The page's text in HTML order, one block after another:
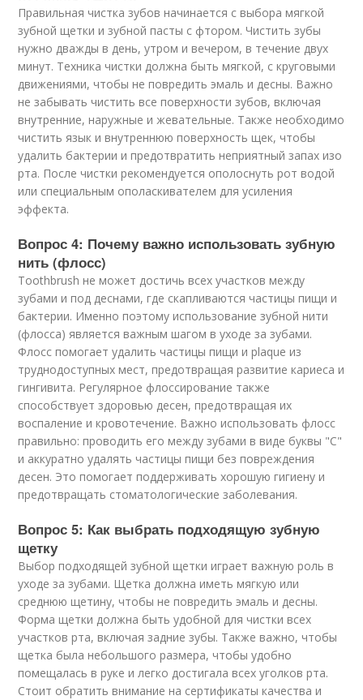
Правильная чистка зубов начинается с выбора мягкой
зубной щетки и зубной пасты с фтором. Чистить зубы
нужно дважды в день, утром и вечером, в течение двух
минут. Техника чистки должна быть мягкой, с круговыми
движениями, чтобы не повредить эмаль и десны. Важно
не забывать чистить все поверхности зубов, включая
внутренние, наружные и жевательные. Также необходимо
чистить язык и внутреннюю поверхность щек, чтобы
удалить бактерии и предотвратить неприятный запах изо
рта. После чистки рекомендуется ополоснуть рот водой
или специальным ополаскивателем для усиления
эффекта.
Вопрос 4: Почему важно использовать зубную
нить (флосс)
Тoothbrush не может достичь всех участков между
зубами и под деснами, где скапливаются частицы пищи и
бактерии. Именно поэтому использование зубной нити
(флосса) является важным шагом в уходе за зубами.
Флосс помогает удалить частицы пищи и plaque из
труднодоступных мест, предотвращая развитие кариеса и
гингивита. Регулярное флоссирование также
способствует здоровью десен, предотвращая их
воспаление и кровотечение. Важно использовать флосс
правильно: проводить его между зубами в виде буквы "С"
и аккуратно удалять частицы пищи без повреждения
десен. Это помогает поддерживать хорошую гигиену и
предотвращать стоматологические заболевания.
Вопрос 5: Как выбрать подходящую зубную
щетку
Выбор подходящей зубной щетки играет важную роль в
уходе за зубами. Щетка должна иметь мягкую или
среднюю щетину, чтобы не повредить эмаль и десны.
Форма щетки должна быть удобной для чистки всех
участков рта, включая задние зубы. Также важно, чтобы
щетка была небольшого размера, чтобы удобно
помещалась в руке и легко достигала всех уголков рта.
Стоит обратить внимание на сертификаты качества и